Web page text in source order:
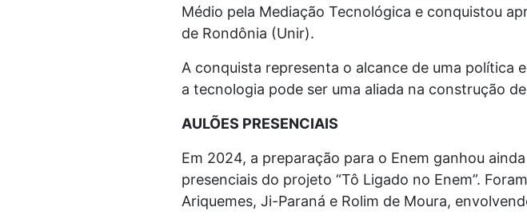
Médio pela Mediação Tecnológica e conquistou
de Rondônia (Unir).
A conquista representa o alcance de uma
a tecnologia pode ser uma aliada na construção
AULÕES PRESENCIAIS
Em 2024, a preparação para o Enem ganhou
presenciais do projeto “Tô Ligado no Enem”.
Ariquemes, Ji-Paraná e Rolim de Moura,